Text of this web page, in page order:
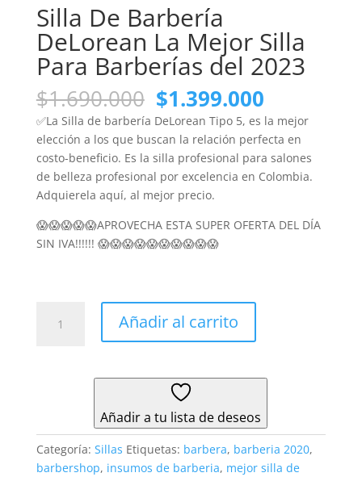
Silla De Barbería
DeLorean La Mejor Silla
Para Barberías del 2023
$1.690.000 El
precio
original
era:
$1.690.000.
$1.399.000El
precio
actual
es:
✅La Silla de barbería DeLorean Tipo 5, es la mejor
elección a los que buscan la relación perfecta en
costo-beneficio. Es la silla profesional para salones
de belleza profesional por excelencia en Colombia.
Adquierela aquí, al mejor precio.
😱😱😱😱😱APROVECHA ESTA SUPER OFERTA DEL DÍA
SIN IVA!!!!!! 😱😱😱😱😱😱😱😱😱😱
Barberías
Añadir al carrito
Añadir a tu lista de deseos
Categoría: Sillas Etiquetas: barbera, barberia 2020,
barbershop, insumos de barberia, mejor silla de